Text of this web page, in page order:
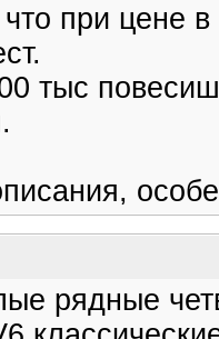
при цене в
тыс
рядные